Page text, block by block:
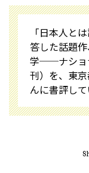
「日本人と
答した話題
学──ナショ
刊）を、東
んに書評して